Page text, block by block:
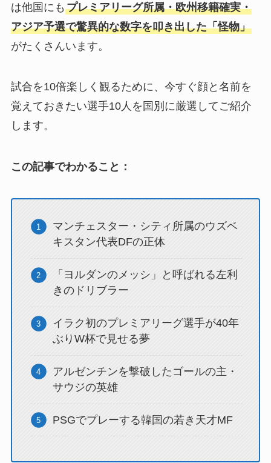
は他国にも プレミアリーグ所属・欧州移籍確実・
アジア予選で驚異的な数字を叩き出した「怪物」
がたくさんいます。
試合を10倍楽しく観るために、今すぐ顔と名前を
覚えておきたい選手10人を国別に厳選してご紹介
します。
この記事でわかること ：
マンチェスター・シティ所属のウズベ
キスタン代表DFの正体
「ヨルダンのメッシ」と呼ばれる左利
きのドリブラー
イラク初のプレミアリーグ選手が40年
ぶりW杯で見せる夢
アルゼンチンを撃破したゴールの主・
サウジの英雄
PSGでプレーする韓国の若き天才MF